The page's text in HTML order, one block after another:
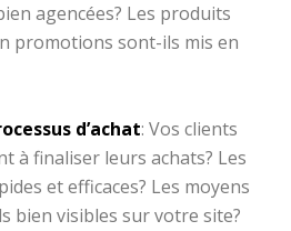
agencées? Les produits
promotions sont-ils mis en
d’achat: Vos clients
à finaliser leurs achats? Les
et efficaces? Les moyens
bien visibles sur votre site?